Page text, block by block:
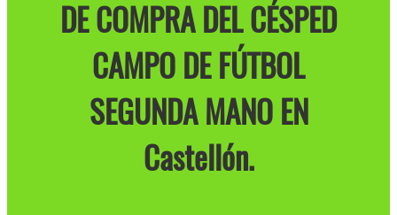
DE COMPRA DEL CÉSPED
CAMPO DE FÚTBOL
SEGUNDA MANO EN
Castellón.